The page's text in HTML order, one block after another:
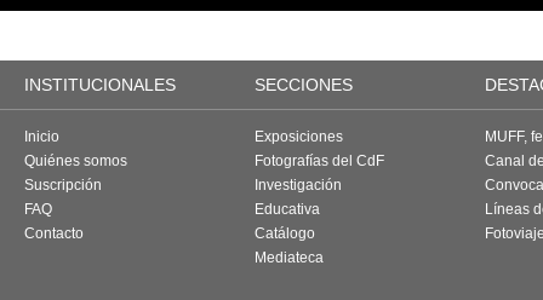
INSTITUCIONALES SECCIONES
Inicio
Quiénes somos
Suscripción
FAQ
Contacto
Exposiciones
Fotografías del CdF
Investigación
Educativa
Catálogo
Mediateca
MUFF,
Canal
Líneas